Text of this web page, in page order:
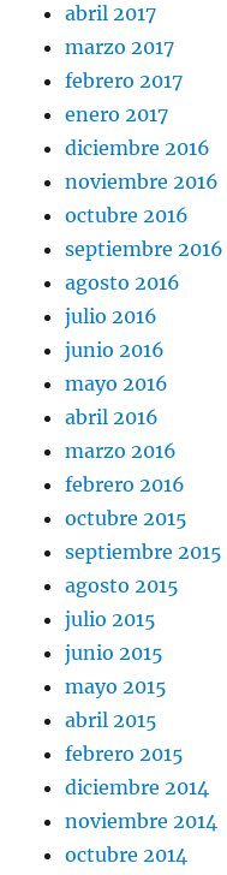
abril 2017
marzo 2017
febrero 2017
enero 2017
diciembre 2016
noviembre 2016
octubre 2016
septiembre 2016
agosto 2016
julio 2016
junio 2016
mayo 2016
abril 2016
marzo 2016
febrero 2016
octubre 2015
septiembre 2015
agosto 2015
julio 2015
junio 2015
mayo 2015
abril 2015
febrero 2015
diciembre 2014
noviembre 2014
octubre 2014